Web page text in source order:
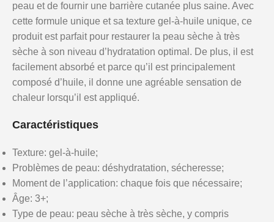
peau et de fournir une barrière cutanée plus saine. Avec
cette formule unique et sa texture gel-à-huile unique, ce
produit est parfait pour restaurer la peau sèche à très
sèche à son niveau d’hydratation optimal. De plus, il est
facilement absorbé et parce qu’il est principalement
composé d’huile, il donne une agréable sensation de
chaleur lorsqu’il est appliqué.
Caractéristiques
Texture: gel-à-huile;
Problèmes de peau: déshydratation, sécheresse;
Moment de l’application: chaque fois que nécessaire;
Âge: 3+;
Type de peau: peau sèche à très sèche, y compris